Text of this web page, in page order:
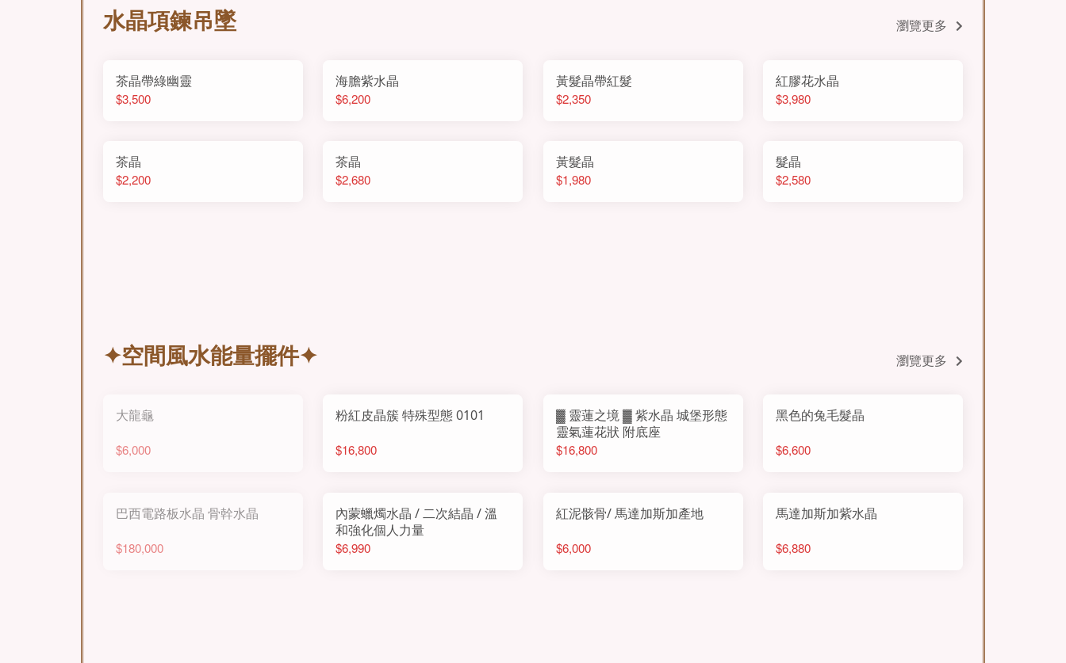
水晶項鍊吊墜 瀏覽更多
茶晶帶綠幽靈
$3,500
海膽紫水晶
$6,200
黃髮晶帶紅髮
$2,350
紅膠花水晶
$3,980
茶晶
$2,200
茶晶
$2,680
黃髮晶
$1,980
髮晶
$2,580
✦空間風水能量擺件✦ 瀏覽更多
大龍龜
$6,000
粉紅皮晶簇 特殊型態 0101
$16,800
▓ 靈蓮之境 ▓ 紫水晶 城堡形態
靈氣蓮花狀 附底座
$16,800
黑色的兔毛髮晶
$6,600
巴西電路板水晶 骨幹水晶
$180,000
內蒙蠟燭水晶 / 二次結晶 / 溫
和強化個人力量
$6,990
紅泥骸骨/ 馬達加斯加產地
$6,000
馬達加斯加紫水晶
$6,880